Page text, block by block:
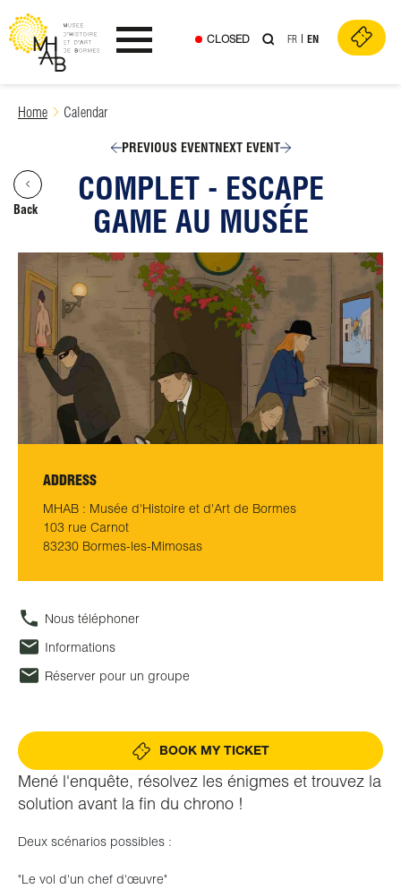
Skip
Ouvrir le menu
CLOSED FR EN
Home Calendar
Back
PREVIOUS EVENTNEXT EVENT
COMPLET - ESCAPE
GAME AU MUSÉE
Mené l'enquête, résolvez les énigmes et trouvez la
solution avant la fin du chrono !
Deux scénarios possibles :
"Le vol d'un chef d'œuvre"
ADDRESS
MHAB : Musée d'Histoire et d'Art de Bormes
103 rue Carnot
83230 Bormes-les-Mimosas
Nous téléphoner
Informations
Réserver pour un groupe
BOOK MY TICKET